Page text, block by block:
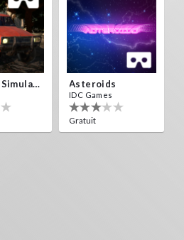
Off Road Simulator VR Asteroids
IDC Games
Gratuit